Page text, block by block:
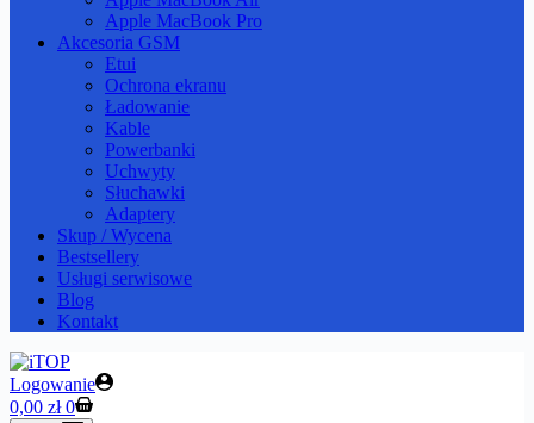
Apple MacBook Pro
Akcesoria GSM
Etui
Ochrona ekranu
Ładowanie
Kable
Powerbanki
Uchwyty
Słuchawki
Adaptery
Skup / Wycena
Bestsellery
Usługi serwisowe
Blog
Kontakt
Logowanie
Koszyk
0,00 zł 0